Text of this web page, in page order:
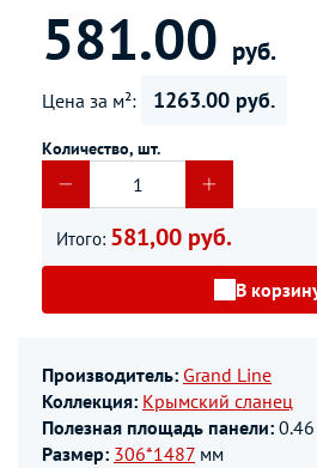
581.00 руб.
Цена за м²: 1263.00 руб.
Количество, шт.
Итого: 581,00 руб.
В
Производитель: Grand Line
Коллекция: Крымский сланец
Полезная площадь панели:
Размер: 306*1487 мм